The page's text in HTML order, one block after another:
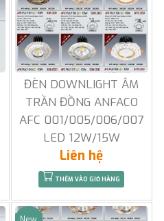
ĐÈN DOWNLIGHT ÂM
TRẦN ĐỒNG ANFACO
AFC 001/005/006/007
LED 12W/15W
Liên hệ
THÊM VÀO GIỎ HÀNG